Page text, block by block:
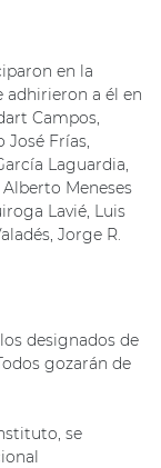
en la
adhirieron a él en
Campos,
José Frías,
Laguardia,
Meneses
Lavié, Luis
Jorge R.
designados de
gozarán de
se